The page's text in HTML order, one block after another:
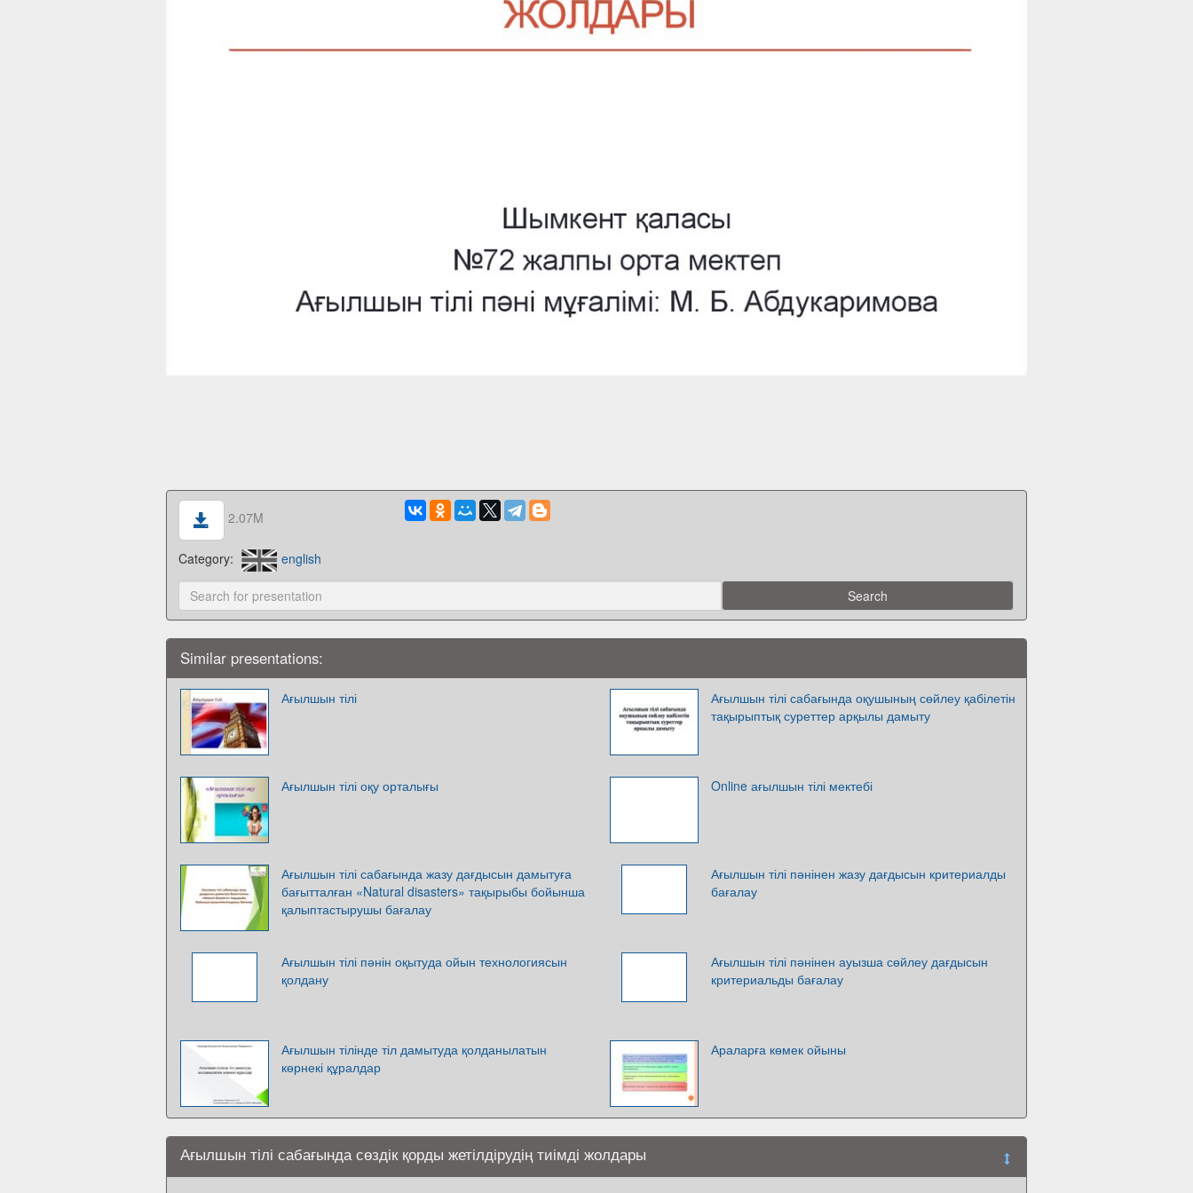
2.07M
Category: english
Similar presentations:
Ағылшын тілі
Ағылшын тілі сабағында оқушының сөйлеу қабілетін
тақырыптық суреттер арқылы дамыту
Ағылшын тілі оқу орталығы Online ағылшын тілі мектебі
Ағылшын тілі сабағында жазу дағдысын дамытуға
бағытталған «Natural disasters» тақырыбы бойынша
қалыптастырушы бағалау
Ағылшын тілі пәнінен жазу дағдысын критериалды
бағалау
Ағылшын тілі пәнін оқытуда ойын технологиясын
қолдану
Ағылшын тілі пәнінен ауызша сөйлеу дағдысын
критериальды бағалау
Ағылшын тілінде тіл дамытуда қолданылатын
көрнекі құралдар
Араларға көмек ойыны
Ағылшын тілі сабағында сөздік қорды жетілдірудің тиімді жолдары